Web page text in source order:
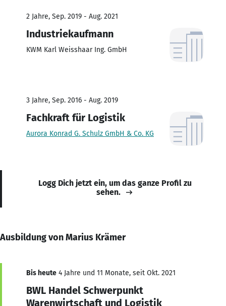
2 Jahre, Sep. 2019 - Aug. 2021
Industriekaufmann
KWM Karl Weisshaar Ing. GmbH
3 Jahre, Sep. 2016 - Aug. 2019
Fachkraft für Logistik
Aurora Konrad G. Schulz GmbH & Co. KG
Logg Dich jetzt ein, um das ganze Profil zu
sehen.
Ausbildung von Marius Krämer
Bis heute 4 Jahre und 11 Monate, seit Okt. 2021
BWL Handel Schwerpunkt
Warenwirtschaft und Logistik